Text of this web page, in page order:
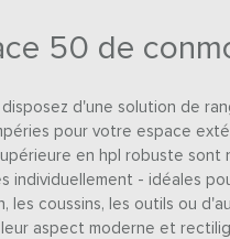
50 de
d'une solution de
pour votre espace
en hpl robuste sont
individuellement - idéales
les coussins, les outils ou
aspect moderne et